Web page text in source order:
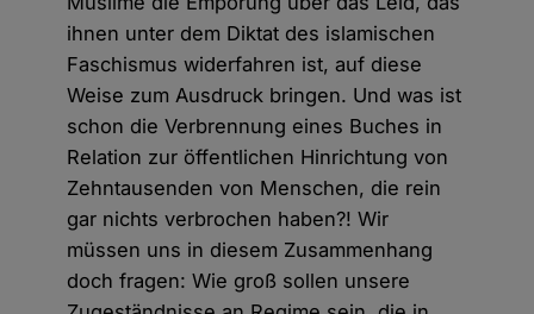
ihnen unter dem Diktat des islamischen
Faschismus widerfahren ist, auf diese
Weise zum Ausdruck bringen. Und was ist
schon die Verbrennung eines Buches in
Relation zur öffentlichen Hinrichtung von
Zehntausenden von Menschen, die rein
gar nichts verbrochen haben?! Wir
müssen uns in diesem Zusammenhang
doch fragen: Wie groß sollen unsere